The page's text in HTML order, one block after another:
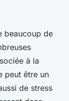
beaucoup de
à la
peut être un
de stress